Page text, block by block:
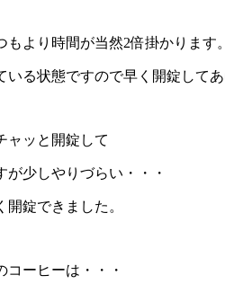
もより時間が当然2倍掛かります。
いる状態ですので早く開錠して
ャッと開錠して
少しやりづらい・・・
錠できました。
コーヒーは・・・